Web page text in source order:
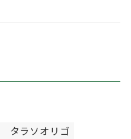
タラソオリゴ